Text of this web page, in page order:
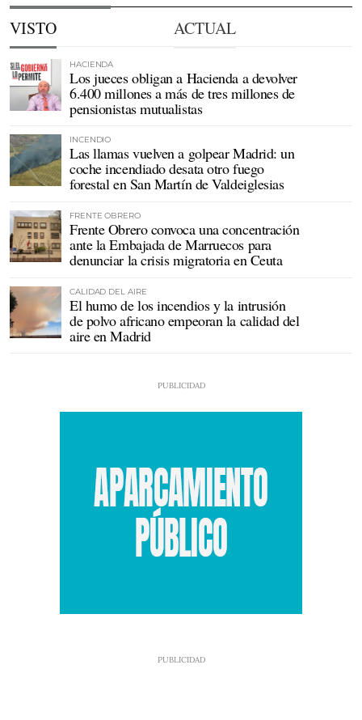
VISTO ACTUAL
HACIENDA
Los jueces obligan a Hacienda a devolver
6.400 millones a más de tres millones de
pensionistas mutualistas
INCENDIO
Las llamas vuelven a golpear Madrid: un
coche incendiado desata otro fuego
forestal en San Martín de Valdeiglesias
FRENTE OBRERO
Frente Obrero convoca una concentración
ante la Embajada de Marruecos para
denunciar la crisis migratoria en Ceuta
CALIDAD DEL AIRE
El humo de los incendios y la intrusión
de polvo africano empeoran la calidad del
aire en Madrid